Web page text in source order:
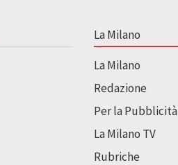
La Milano
La Milano
Redazione
Per la Pubblicità
La Milano TV
Rubriche